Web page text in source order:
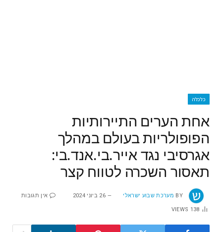
כלכלה
אחת הערים התיירותיות
הפופולריות בעולם במהלך
אגרסיבי נגד אייר.בי.אנד.בי:
תאסור השכרה לטווח קצר
BY מערכת שבוע ישראלי 26 ביוני 2024 אין תגובות
138
VIEWS